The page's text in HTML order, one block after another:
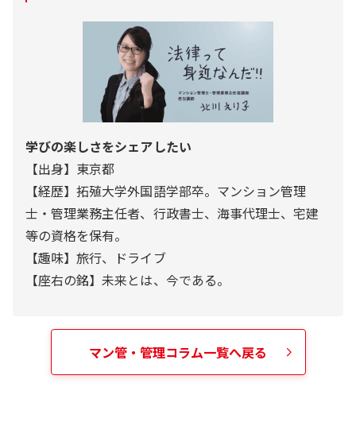
学びの楽しさをシェアしたい
【出身】東京都
【経歴】拓殖大学外国語学部卒。マンション管理
士・管理業務主任者、行政書士、海事代理士、宅建
等の資格を保有。
【趣味】旅行、ドライブ
【座右の銘】未来とは、今である。
マン管・管理コラム一覧へ戻る